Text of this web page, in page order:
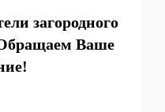
загородного
Ваше